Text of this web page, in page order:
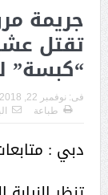
جريمة
تقتل
“كبسة”
فى: نوفمبر 22, 2018
طباعة
دبي :